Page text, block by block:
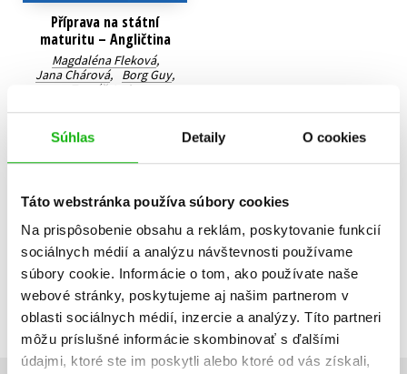
Súhlas Detaily O cookies
Táto webstránka používa súbory cookies
Na prispôsobenie obsahu a reklám, poskytovanie funkcií
sociálnych médií a analýzu návštevnosti používame
súbory cookie. Informácie o tom, ako používate naše
webové stránky, poskytujeme aj našim partnerom v
oblasti sociálnych médií, inzercie a analýzy. Títo partneri
môžu príslušné informácie skombinovať s ďalšími
údajmi, ktoré ste im poskytli alebo ktoré od vás získali,
Příprava na státní
maturitu – Angličtina
Magdaléna Fleková,
Jana Chárová, Borg Guy,
Tomáš Jacko
6,79 €
Do košíka
Zobraz záznamov
Zobrazujem 1 až 1 z celkových 1 záznamov
Predchádzajúci 1 Ďalší